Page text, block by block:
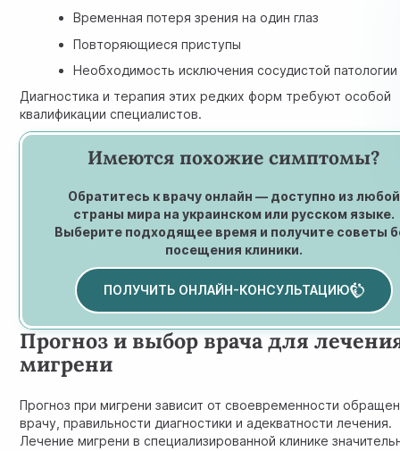
Временная потеря зрения на один глаз
Повторяющиеся приступы
Необходимость исключения сосудистой патологии
Диагностика и терапия этих редких форм требуют особой
квалификации специалистов.
Имеются похожие симптомы?
Обратитесь к врачу онлайн — доступно из любой
страны мира на украинском или русском языке.
Выберите подходящее время и получите советы
посещения клиники.
ПОЛУЧИТЬ ОНЛАЙН-КОНСУЛЬТАЦИЮ
Прогноз и выбор врача для
мигрени
Прогноз при мигрени зависит от своевременности
врачу, правильности диагностики и адекватности лечения.
Лечение мигрени в специализированной клинике